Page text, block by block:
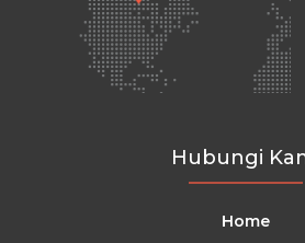
Hubungi
Home